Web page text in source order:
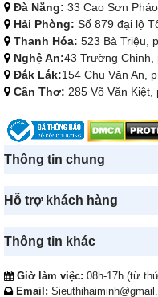
Đà Nẵng: 33 Cao Sơn
Hải Phòng: Số 879 đại lộ
Thanh Hóa: 523 Bà Triệu,
Nghệ An:43 Trường Chinh,
Đắk Lắk:154 Chu Văn An,
Cần Thơ: 285 Võ Văn
Thông tin chung
Hỗ trợ khách hàng
Thông tin khác
Giờ làm việc: 08h-17h (từ
Email: